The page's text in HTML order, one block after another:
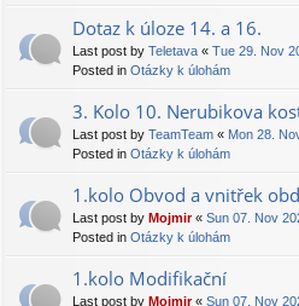
Dotaz k úloze 14. a 16.
Last post by Teletava « Tue 29. Nov
Posted in Otázky k úlohám
3. Kolo 10. Nerubikova
Last post by TeamTeam « Mon 28.
Posted in Otázky k úlohám
1.kolo Obvod a vnitřek
Last post by Mojmir« Sun 07. Nov
Posted in Otázky k úlohám
1.kolo Modifikační
Last post by Mojmir« Sun 07. Nov